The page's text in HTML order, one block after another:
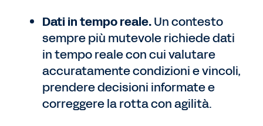
Dati in tempo reale.Un contesto
sempre più mutevole richiede dati
in tempo reale con cui valutare
accuratamente condizioni e vincoli,
prendere decisioni informate e
correggere la rotta con agilità.